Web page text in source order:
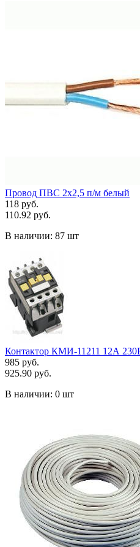
Провод ПВС 2х2,5 п/м белый
118 руб.
110.92 руб.
В наличии: 87 шт
Контактор КМИ-11211 12А
985 руб.
925.90 руб.
В наличии: 0 шт